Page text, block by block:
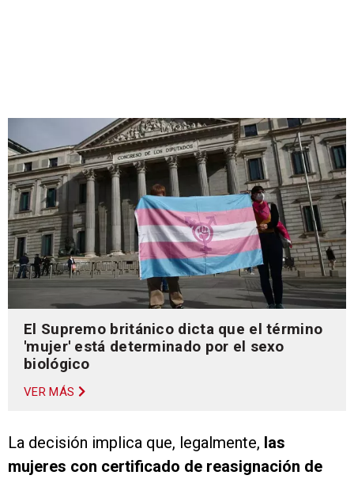
El Supremo británico dicta que el término
'mujer' está determinado por el sexo
biológico
VER MÁS
La decisión implica que, legalmente, las
mujeres con certificado de reasignación de